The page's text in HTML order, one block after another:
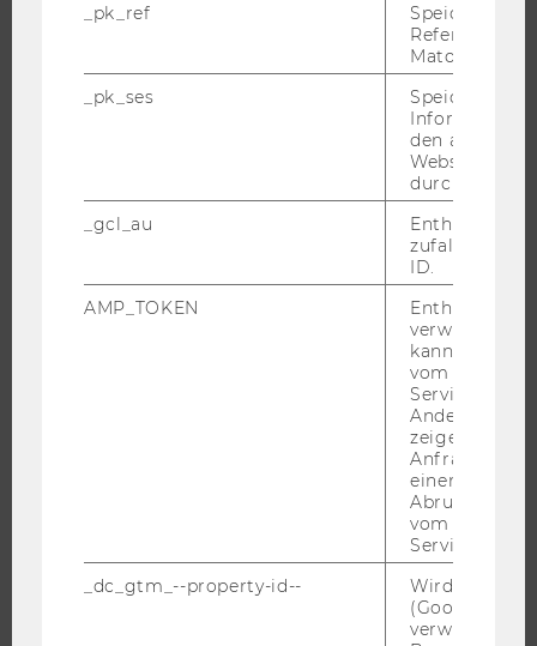
UNIVERSITÄT
EVENTS ARCHIV
_pk_ref
Speicherung
Referrers
Matomo.
_pk_ses
Speicherung
den aktuellen
durch
_gcl_au
Enthält eine
ID.
AMP_TOKEN
Enthält ein
verwendet
kann, um
vom AMP-
Service
Andere
zeigen Opt-
Anfrage im
einen Fehler
Abrufen
vom AMP
Service an.
_dc_gtm_--property-id--
Wird von
(Google Tag
verwendet,